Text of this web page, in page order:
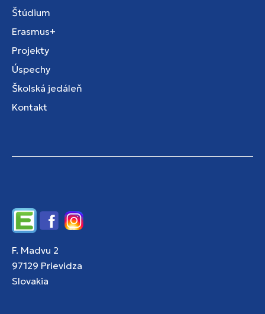
Štúdium
Erasmus+
Projekty
Úspechy
Školská jedáleň
Kontakt
EdupageFacebookInstagram
F. Madvu 2
97129 Prievidza
Slovakia